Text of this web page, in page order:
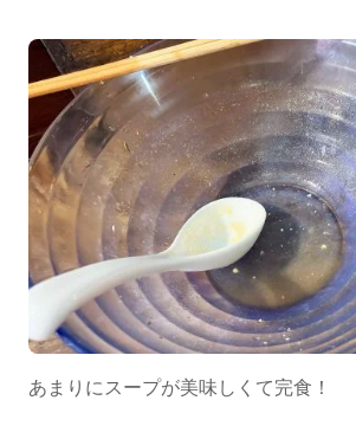
あまりにスープが美味しくて完食！